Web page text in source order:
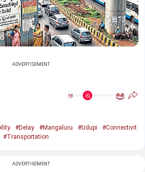
ADVERTISEMENT
ಅ ಅ
#Delay #Mangaluru #Udupi
#Connectivit
#Transportation
ADVERTISEMENT